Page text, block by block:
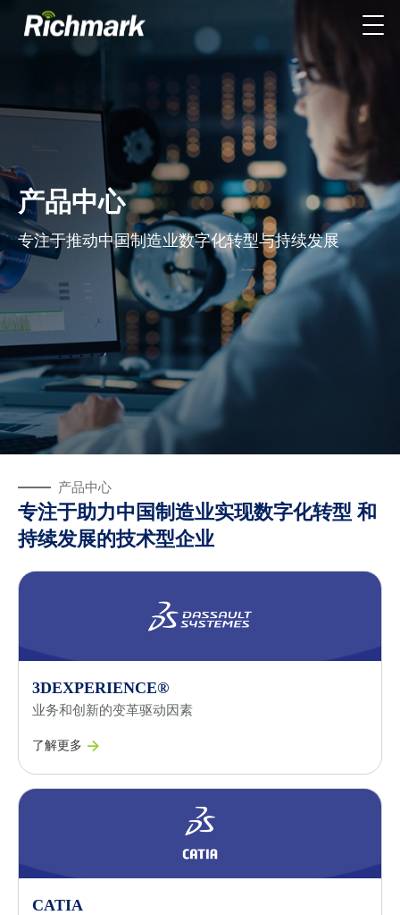
产品中心
专注于推动中国制造业数字化转型与持续发展
产品中心
专注于助力中国制造业实现数字化转型 和
持续发展的技术型企业
3DEXPERIENCE®
业务和创新的变革驱动因素
了解更多
CATIA